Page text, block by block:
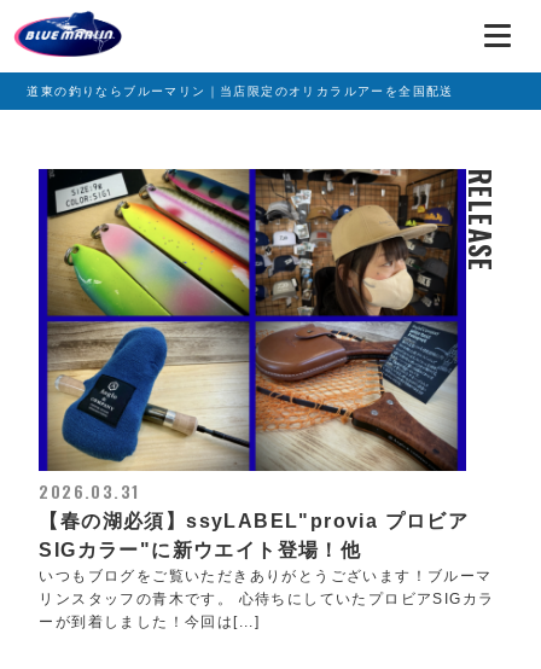
道東の釣りならブルーマリン｜当店限定のオリカラルアーを全国配送
RELEASE
2026.03.31
【春の湖必須】ssyLABEL"provia プロビア
SIGカラー"に新ウエイト登場！他
いつもブログをご覧いただきありがとうございます！ブルーマ
リンスタッフの青木です。 心待ちにしていたプロビアSIGカラ
ーが到着しました！今回は[...]